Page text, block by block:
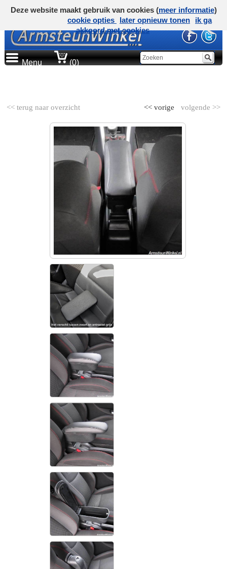
Menu (0)
<< terug naar overzicht volgende >>
<< vorige
Deze website maakt gebruik van cookies (meer informatie)
cookie opties
later opnieuw tonen
ik ga
akkoord met cookies